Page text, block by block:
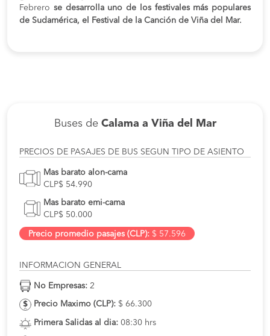
Febrero se desarrolla uno de los festivales más populares
de Sudamérica, el Festival de la Canción de Viña del Mar.
Buses de Calama a Viña del Mar
PRECIOS DE PASAJES DE BUS SEGUN TIPO DE ASIENTO
Mas barato alon-cama
CLP$ 54.990
Mas barato emi-cama
CLP$ 50.000
Precio promedio pasajes (CLP): $ 57.596
INFORMACION GENERAL
No Empresas: 2
Precio Maximo (CLP): $ 66.300
Primera Salidas al dia: 08:30 hrs